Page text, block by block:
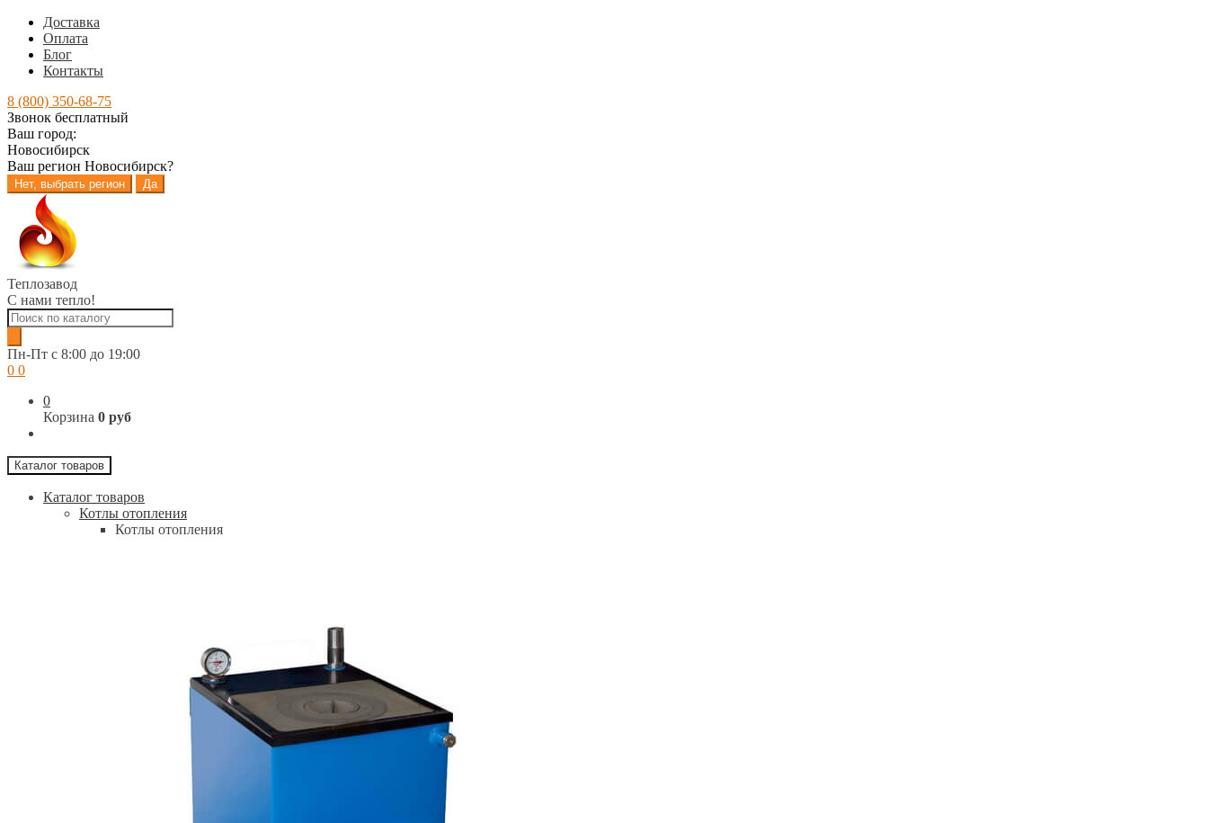
Доставка
Оплата
Блог
Контакты
8 (800) 350-68-75
Звонок бесплатный
Ваш город:
Новосибирск
Ваш регион Новосибирск?
Нет, выбрать регион Да
Перейти
навигации
Перейти
содержимому
Теплозавод
С нами тепло!
Поиск
товаров
Пн-Пт c 8:00 до 19:00
0 0
0
Корзина 0 руб
Каталог товаров
Каталог товаров
Котлы отопления
Котлы отопления